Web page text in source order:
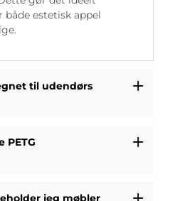
både estetisk appel
til udendørs
PETG
jeg møbler